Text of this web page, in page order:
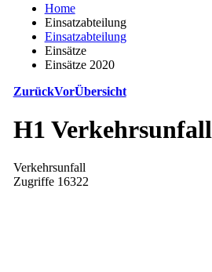
Home
Einsatzabteilung
Einsatzabteilung
Einsätze
Einsätze 2020
ZurückVorÜbersicht
H1 Verkehrsunfall
Verkehrsunfall
Zugriffe 16322